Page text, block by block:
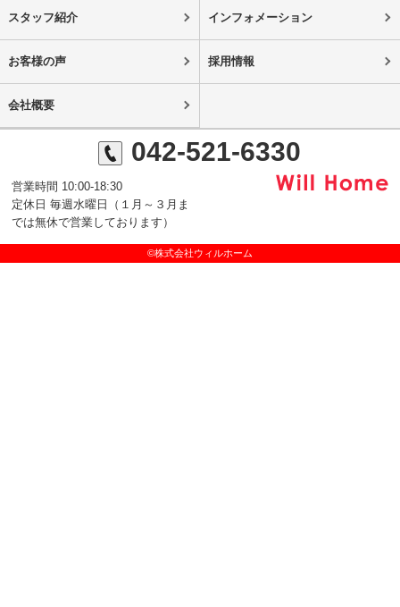
スタッフ紹介 インフォメーション
お客様の声 採用情報
会社概要
042-521-6330
営業時間 10:00-18:30
定休日 毎週水曜日（１月～３月ま
では無休で営業しております）
©株式会社ウィルホーム